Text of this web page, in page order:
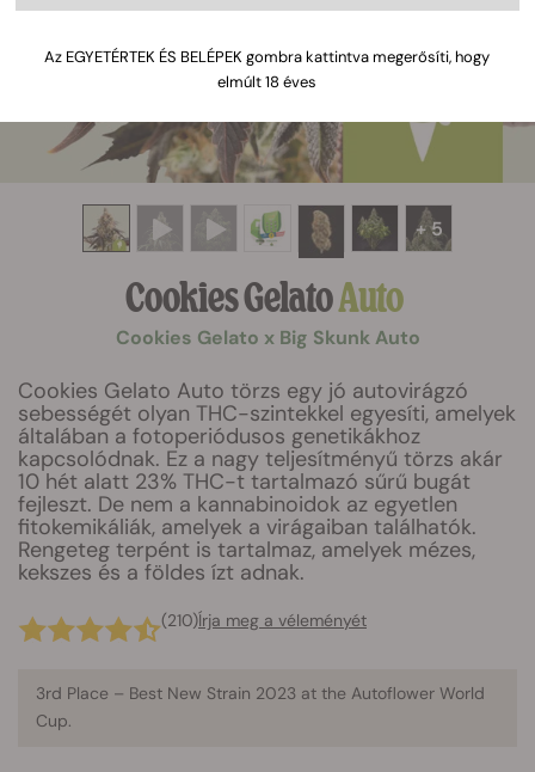
+ 5
Cookies GelatoAuto
Cookies Gelato x Big Skunk Auto
Cookies Gelato Auto törzs egy jó autovirágzó
sebességét olyan THC-szintekkel egyesíti, amelyek
általában a fotoperiódusos genetikákhoz
kapcsolódnak. Ez a nagy teljesítményű törzs akár
10 hét alatt 23% THC-t tartalmazó sűrű bugát
fejleszt. De nem a kannabinoidok az egyetlen
fitokemikáliák, amelyek a virágaiban találhatók.
Rengeteg terpént is tartalmaz, amelyek mézes,
kekszes és a földes ízt adnak.
(210)Írja meg a véleményét
3rd Place – Best New Strain 2023 at the Autoflower World
Cup.
Az EGYETÉRTEK ÉS BELÉPEK gombra kattintva megerősíti, hogy
elmúlt 18 éves